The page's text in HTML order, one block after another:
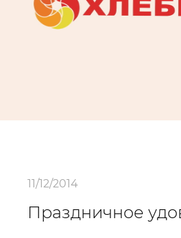
11/12/2014
Праздничное